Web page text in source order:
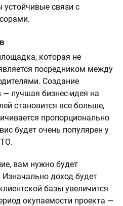
устойчивые связи с
которая не
посредником между
Создание
— лучшая бизнес-идея на
становится все больше,
пропорционально
будет очень популярен у
вам нужно будет
Изначально доход будет
базы увеличится
окупаемости проекта —